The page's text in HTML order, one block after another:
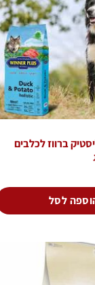
הוסף
לרשימת
המשאלות
ברווז לכלבים
לסל